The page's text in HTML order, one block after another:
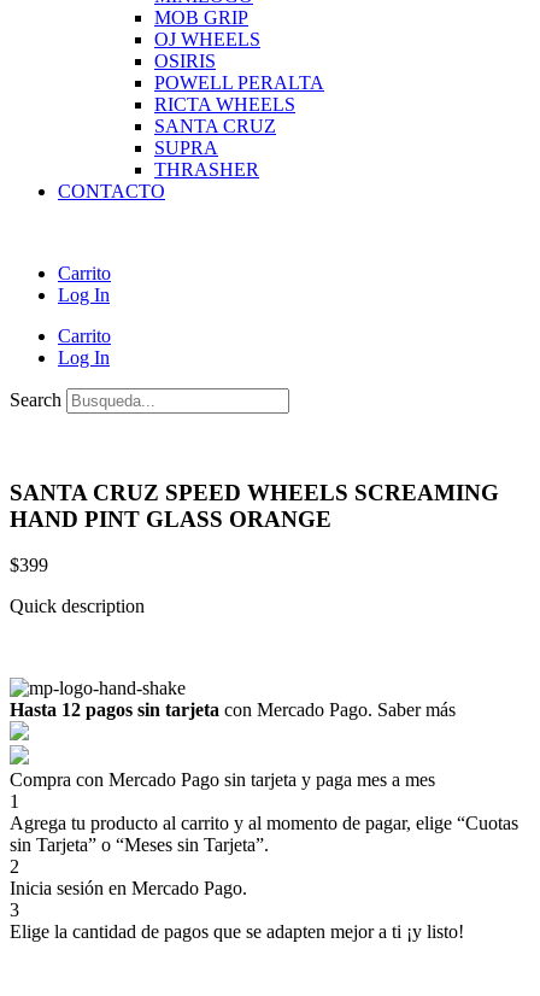
MOB GRIP
OJ WHEELS
OSIRIS
POWELL PERALTA
RICTA WHEELS
SANTA CRUZ
SUPRA
THRASHER
CONTACTO
Carrito
Log In
Carrito
Log In
Search
SANTA CRUZ SPEED WHEELS SCREAMING
HAND PINT GLASS ORANGE
$399
Quick description
Hasta 12 pagos sin tarjeta con Mercado Pago. Saber más
Compra con Mercado Pago sin tarjeta y paga mes a mes
1
Agrega tu producto al carrito y al momento de pagar, elige “Cuotas
sin Tarjeta” o “Meses sin Tarjeta”.
2
Inicia sesión en Mercado Pago.
3
Elige la cantidad de pagos que se adapten mejor a ti ¡y listo!